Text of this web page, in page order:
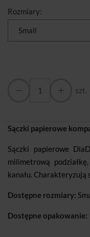
Rozmiary:
Small
szt.
Sączki papierowe
Sączki papierowe
milimetrową
kanału. Charakteryzują
Dostępne rozmiary:
Dostępne opakowanie: